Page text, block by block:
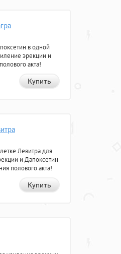
в одной
эрекции и
акта!
Купить
Левитра для
и Дапоксетин
полового акта!
Купить